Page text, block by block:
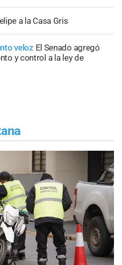
a la Casa Gris
veloz El Senado agregó
y control a la ley de